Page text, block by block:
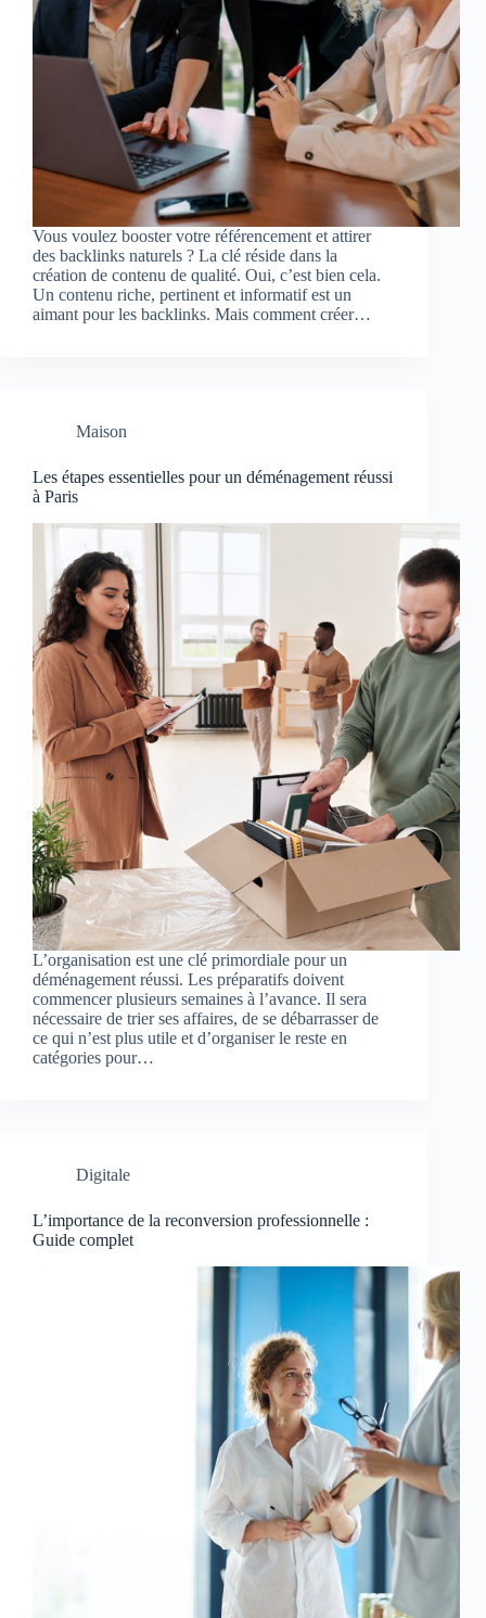
Vous voulez booster votre référencement et attirer
des backlinks naturels ? La clé réside dans la
création de contenu de qualité. Oui, c’est bien cela.
Un contenu riche, pertinent et informatif est un
aimant pour les backlinks. Mais comment créer…
Maison
Les étapes essentielles pour un déménagement réussi
à Paris
L’organisation est une clé primordiale pour un
déménagement réussi. Les préparatifs doivent
commencer plusieurs semaines à l’avance. Il sera
nécessaire de trier ses affaires, de se débarrasser de
ce qui n’est plus utile et d’organiser le reste en
catégories pour…
Digitale
L’importance de la reconversion professionnelle :
Guide complet